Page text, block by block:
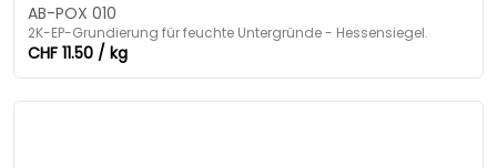
AB-POX 010
2K-EP-Grundierung für feuchte Untergründe - Hessensiegel.
CHF 11.50 / kg